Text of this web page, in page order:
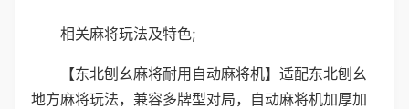
相关麻将玩法及特色;
【东北刨幺麻将耐用自动麻将机】适配东北刨幺
地方麻将玩法，兼容多牌型对局，自动麻将机加厚加